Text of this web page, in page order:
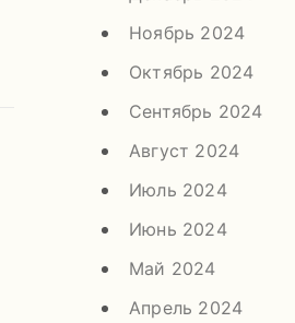
Ноябрь 2024
Октябрь 2024
Сентябрь 2024
Август 2024
Июль 2024
Июнь 2024
Май 2024
Апрель 2024